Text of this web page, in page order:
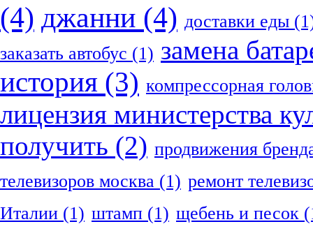
(4) джанни (4) доставки еды
заказать автобус (1) замена
история (3) компрессорная
лицензия министерства
получить (2) продвижения
телевизоров москва (1) ремонт
Италии (1) штамп (1) щебень и песок